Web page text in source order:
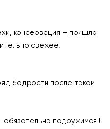
консервация — пришло
свежее,
бодрости после такой
обязательно подружимся !